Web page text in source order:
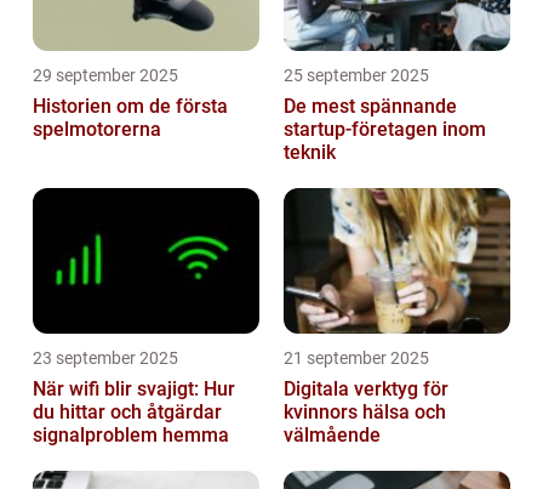
29 september 2025
Historien om de första
spelmotorerna
25 september 2025
De mest spännande
startup-företagen inom
teknik
23 september 2025
När wifi blir svajigt: Hur
du hittar och åtgärdar
signalproblem hemma
21 september 2025
Digitala verktyg för
kvinnors hälsa och
välmående